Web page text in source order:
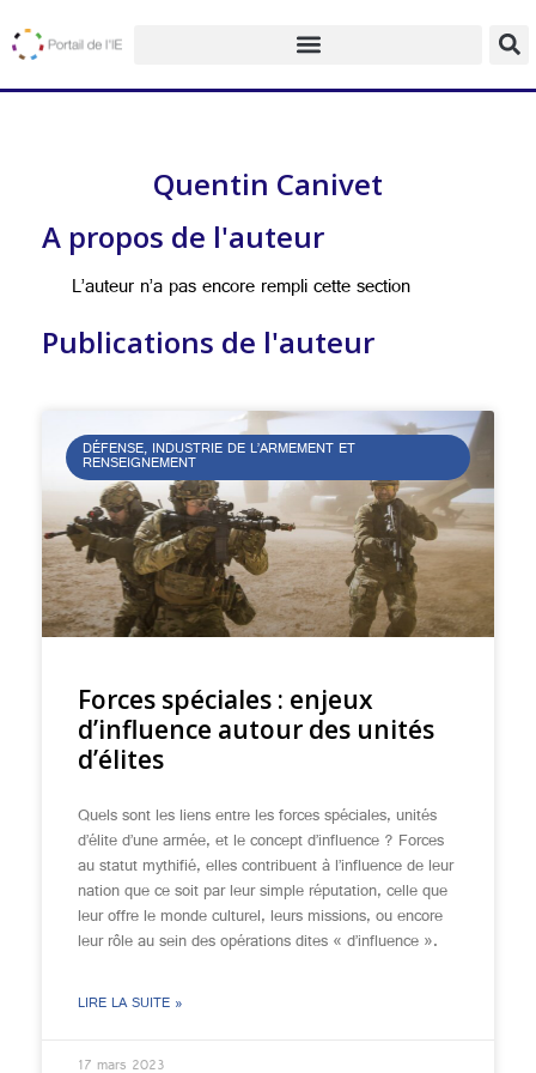
Quentin Canivet
A propos de l'auteur
L’auteur n’a pas encore rempli cette section
Publications de l'auteur
DÉFENSE, INDUSTRIE DE L’ARMEMENT ET
RENSEIGNEMENT
Forces spéciales : enjeux
d’influence autour des unités
d’élites
Quels sont les liens entre les forces spéciales, unités
d’élite d’une armée, et le concept d’influence ? Forces
au statut mythifié, elles contribuent à l’influence de leur
nation que ce soit par leur simple réputation, celle que
leur offre le monde culturel, leurs missions, ou encore
leur rôle au sein des opérations dites « d’influence ».
LIRE LA SUITE »
17 mars 2023